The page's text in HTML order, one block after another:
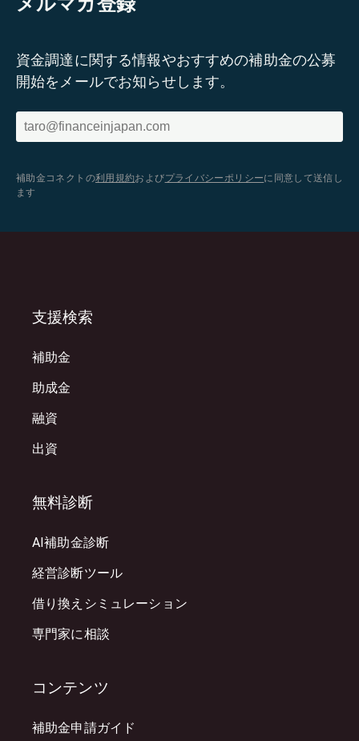
資金調達に関する情報やおすすめの補助金の公募
開始をメールでお知らせします。
補助金コネクトの利用規約およびプライバシーポリシーに同意して送信し
ます
支援検索
補助金
助成金
融資
出資
無料診断
AI補助金診断
経営診断ツール
借り換えシミュレーション
専門家に相談
コンテンツ
補助金申請ガイド